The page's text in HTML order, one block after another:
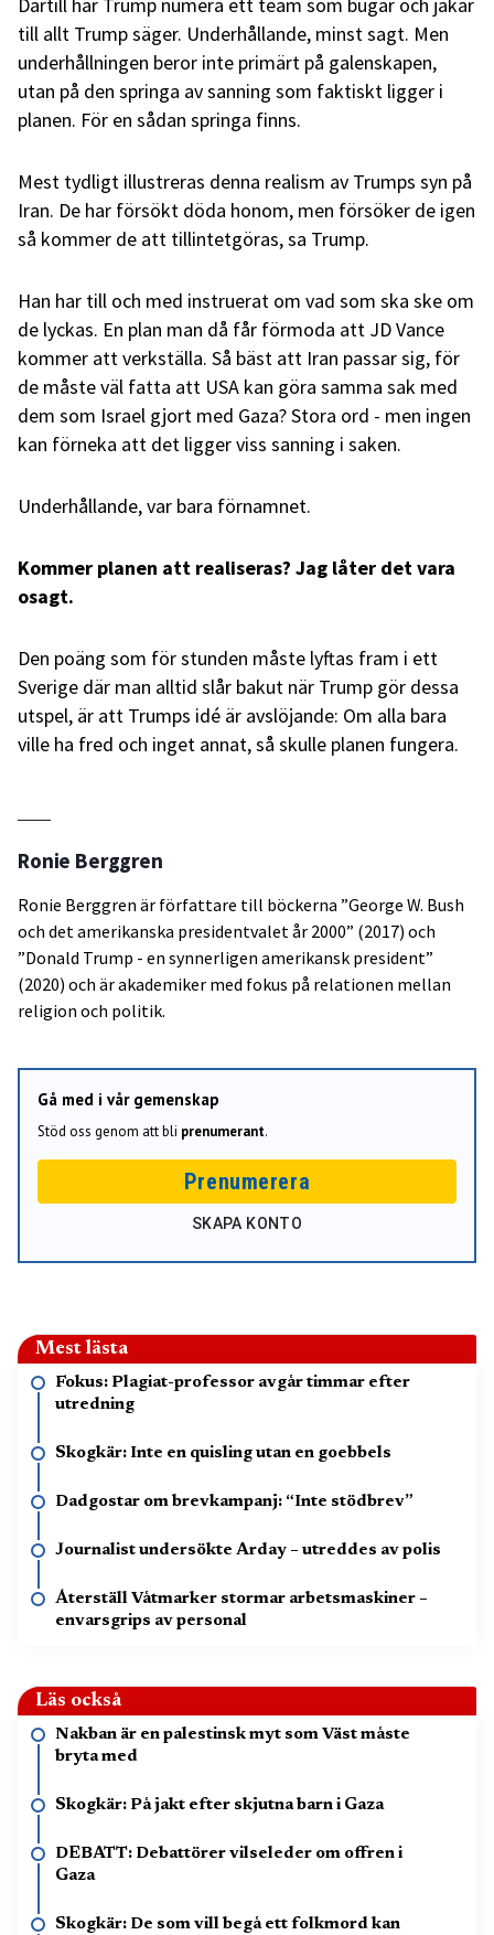
till allt Trump säger. Underhållande, minst sagt. Men
underhållningen beror inte primärt på galenskapen,
utan på den springa av sanning som faktiskt ligger i
planen. För en sådan springa finns.
Mest tydligt illustreras denna realism av Trumps syn på
Iran. De har försökt döda honom, men försöker de igen
så kommer de att tillintetgöras, sa Trump.
Han har till och med instruerat om vad som ska ske om
de lyckas. En plan man då får förmoda att JD Vance
kommer att verkställa. Så bäst att Iran passar sig, för
de måste väl fatta att USA kan göra samma sak med
dem som Israel gjort med Gaza? Stora ord - men ingen
kan förneka att det ligger viss sanning i saken.
Underhållande, var bara förnamnet.
Kommer planen att realiseras? Jag låter det vara
osagt.
Den poäng som för stunden måste lyftas fram i ett
Sverige där man alltid slår bakut när Trump gör dessa
utspel, är att Trumps idé är avslöjande: Om alla bara
ville ha fred och inget annat, så skulle planen fungera.
Ronie Berggren
Ronie Berggren är författare till böckerna ”George W. Bush
och det amerikanska presidentvalet år 2000” (2017) och
”Donald Trump - en synnerligen amerikansk president”
(2020) och är akademiker med fokus på relationen mellan
religion och politik.
Gå med i vår gemenskap
Stöd oss genom att bli prenumerant.
Prenumerera
SKAPA KONTO
Mest lästa
Fokus: Plagiat-professor avgår timmar efter
utredning
Skogkär: Inte en quisling utan en goebbels
Dadgostar om brevkampanj: “Inte stödbrev”
Journalist undersökte Arday – utreddes av polis
Återställ Våtmarker stormar arbetsmaskiner –
envarsgrips av personal
Läs också
Nakban är en palestinsk myt som Väst måste
bryta med
Skogkär: På jakt efter skjutna barn i Gaza
DEBATT: Debattörer vilseleder om offren i
Gaza
Skogkär: De som vill begå ett folkmord kan